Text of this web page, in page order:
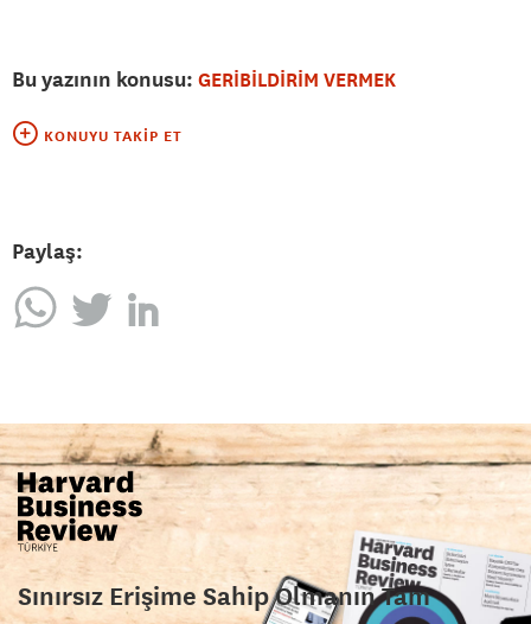
Bu yazının konusu: GERİBİLDİRİM VERMEK
KONUYU TAKIP ET
Paylaş:
Sınırsız Erişime Sahip Olmanın Tam